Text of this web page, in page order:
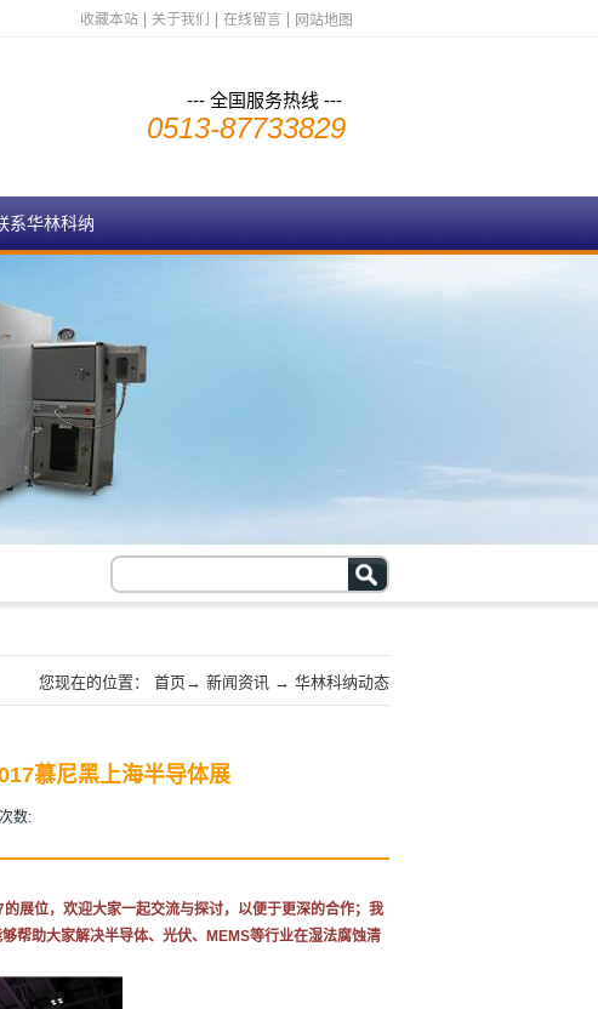
收藏本站 关于我们 在线留言 网站地图
--- 全国服务热线 ---
0513-87733829
系华林科纳
您现在的位置： 首页→ 新闻资讯 → 华林科纳动态
慕尼黑上海半导体展
数:
展位，欢迎大家一起交流与探讨，以便于更深的合作；我
帮助大家解决半导体、光伏、MEMS等行业在湿法腐蚀清